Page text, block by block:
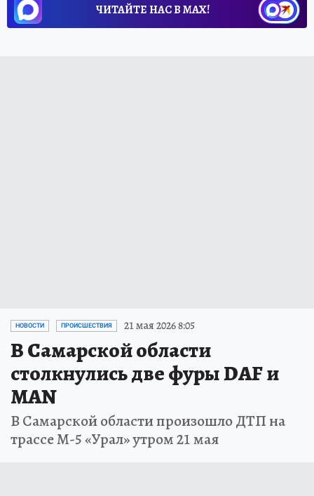
ЧИТАЙТЕ НАС В МАХ!
НОВОСТИ ПРОИСШЕСТВИЯ 21 мая 2026 8:05
В Самарской области
столкнулись две фуры DAF и
MAN
В Самарской области произошло ДТП на
трассе М-5 «Урал» утром 21 мая